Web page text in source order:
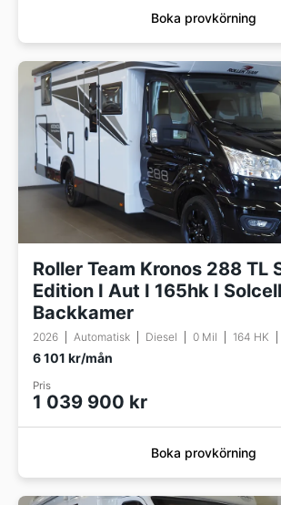
Boka provkörning
Roller Team Kronos 288 TL
Edition I Aut I 165hk I
Backkamer
2026 Automatisk Diesel 0 Mil 164 HK
6 101 kr/mån
Pris
1 039 900 kr
Boka provkörning